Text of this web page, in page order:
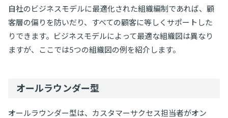
自社のビジネスモデルに最適化された組織編制であれば、顧
客層の偏りを防いだり、すべての顧客に等しくサポートした
りできます。ビジネスモデルによって最適な組織図は異なり
ますが、ここでは5つの組織図の例を紹介します。
オールラウンダー型
オールラウンダー型は、カスタマーサクセス担当者がオン